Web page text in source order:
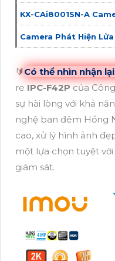
KX-CAi8001SN-A
Camera Phát Hiện
🔰 Có thể nhìn nhận
re IPC-F42P của
sự hài lòng với khả
nghệ ban đêm Hồng
cao, xử lý hình ảnh
một lựa chọn tuyệt
giám sát.